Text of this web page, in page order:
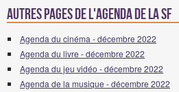
Autres pages de l'agenda de la SF
Agenda du cinéma - décembre 2022
Agenda du livre - décembre 2022
Agenda du jeu vidéo - décembre 2022
Agenda de la musique - décembre 2022